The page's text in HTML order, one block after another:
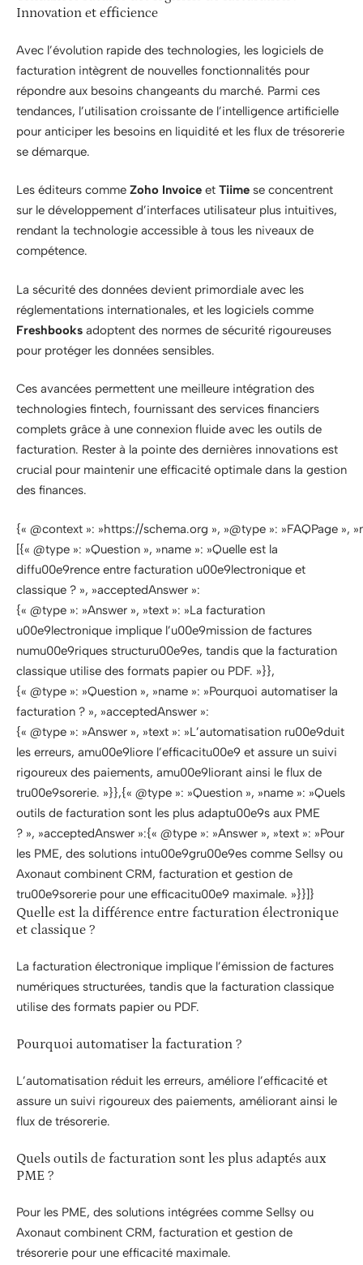
Innovation et efficience
Avec l’évolution rapide des technologies, les logiciels de
facturation intègrent de nouvelles fonctionnalités pour
répondre aux besoins changeants du marché. Parmi ces
tendances, l’utilisation croissante de l’intelligence artificielle
pour anticiper les besoins en liquidité et les flux de trésorerie
se démarque.
Les éditeurs comme Zoho Invoice et Tiime se concentrent
sur le développement d’interfaces utilisateur plus intuitives,
rendant la technologie accessible à tous les niveaux de
compétence.
La sécurité des données devient primordiale avec les
réglementations internationales, et les logiciels comme
Freshbooks adoptent des normes de sécurité rigoureuses
pour protéger les données sensibles.
Ces avancées permettent une meilleure intégration des
technologies fintech, fournissant des services financiers
complets grâce à une connexion fluide avec les outils de
facturation. Rester à la pointe des dernières innovations est
crucial pour maintenir une efficacité optimale dans la gestion
des finances.
{« @context »: »https://schema.org », »@type »: »FAQPage »,
[{« @type »: »Question », »name »: »Quelle est la
diffu00e9rence entre facturation u00e9lectronique et
classique ? », »acceptedAnswer »:
{« @type »: »Answer », »text »: »La facturation
u00e9lectronique implique l’u00e9mission de factures
numu00e9riques structuru00e9es, tandis que la facturation
classique utilise des formats papier ou PDF. »}},
{« @type »: »Question », »name »: »Pourquoi automatiser la
facturation ? », »acceptedAnswer »:
{« @type »: »Answer », »text »: »L’automatisation ru00e9duit
les erreurs, amu00e9liore l’efficacitu00e9 et assure un suivi
rigoureux des paiements, amu00e9liorant ainsi le flux de
tru00e9sorerie. »}},{« @type »: »Question », »name »: »Quels
outils de facturation sont les plus adaptu00e9s aux PME
? », »acceptedAnswer »:{« @type »: »Answer », »text »: »Pour
les PME, des solutions intu00e9gru00e9es comme Sellsy ou
Axonaut combinent CRM, facturation et gestion de
tru00e9sorerie pour une efficacitu00e9 maximale. »}}]}
Quelle est la différence entre facturation électronique
et classique ?
La facturation électronique implique l’émission de factures
numériques structurées, tandis que la facturation classique
utilise des formats papier ou PDF.
Pourquoi automatiser la facturation ?
L’automatisation réduit les erreurs, améliore l’efficacité et
assure un suivi rigoureux des paiements, améliorant ainsi le
flux de trésorerie.
Quels outils de facturation sont les plus adaptés aux
PME ?
Pour les PME, des solutions intégrées comme Sellsy ou
Axonaut combinent CRM, facturation et gestion de
trésorerie pour une efficacité maximale.